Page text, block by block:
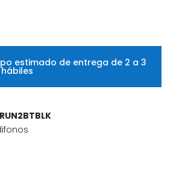
estimado de entrega de 2 a 3